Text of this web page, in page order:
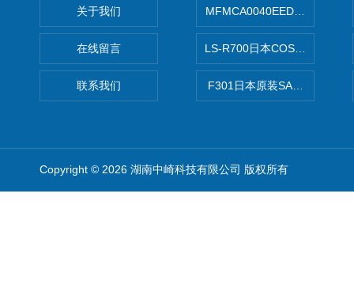
关于我们
在线留言
联系我们
MFMCA0040EED-H日本
LS-R700日本COSMO科斯莫
F301日本原装SANAI三爱旋
Copyright © 2026 湖南中崎科技有限公司 版权所有